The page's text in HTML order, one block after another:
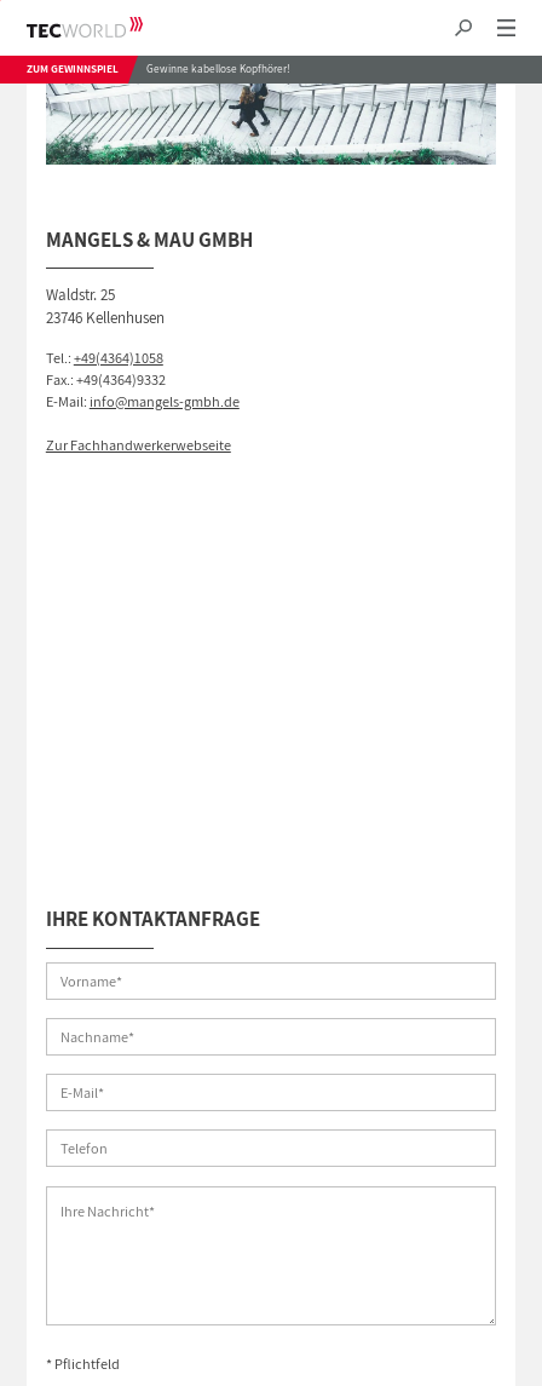
ZUM GEWINNSPIEL Gewinne kabellose Kopfhörer!
MANGELS & MAU GMBH
Waldstr. 25
23746 Kellenhusen
Tel.:+49(4364)1058
Fax.: +49(4364)9332
E-Mail: info@mangels-gmbh.de
Zur Fachhandwerkerwebseite
IHRE KONTAKTANFRAGE
* Pflichtfeld